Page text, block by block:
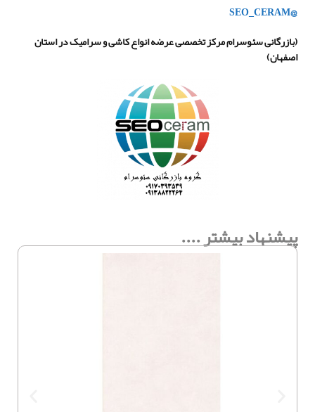
@SEO_CERAM
(بازرگانی سئوسرام مرکز تخصصی عرضه انواع کاشی و سرامیک در استان
اصفهان)
پیشنهاد بیشتر ....